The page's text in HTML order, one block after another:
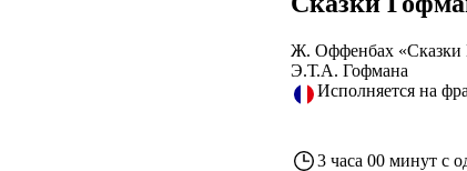
Ж. Оффенбах «Сказки
Э.Т.А. Гофмана
Исполняется на
3 часа 00 минут с